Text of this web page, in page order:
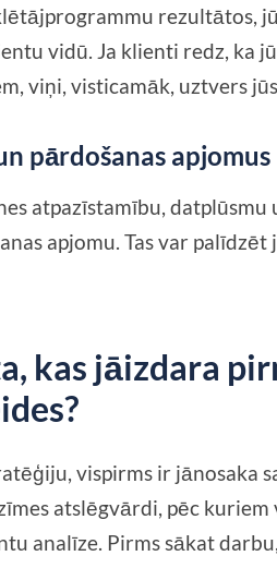
rezultātos,
vidū. Ja klienti redz, ka
viņi, visticamāk, uztvers
pārdošanas apjomus
atpazīstamību,
apjomu. Tas var
kas jāizdara
vispirms ir jānosaka
atslēgvārdi, pēc
analīze. Pirms sākat